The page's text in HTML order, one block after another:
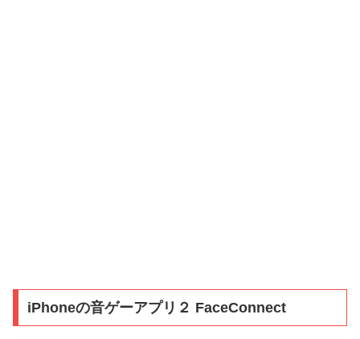
iPhoneの音ゲーアプリ２ FaceConnect